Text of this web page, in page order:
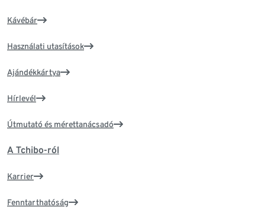
Kávébár
Használati utasítások
Ajándékkártya
Hírlevél
Útmutató és mérettanácsadó
A Tchibo-ról
Karrier
Fenntarthatóság